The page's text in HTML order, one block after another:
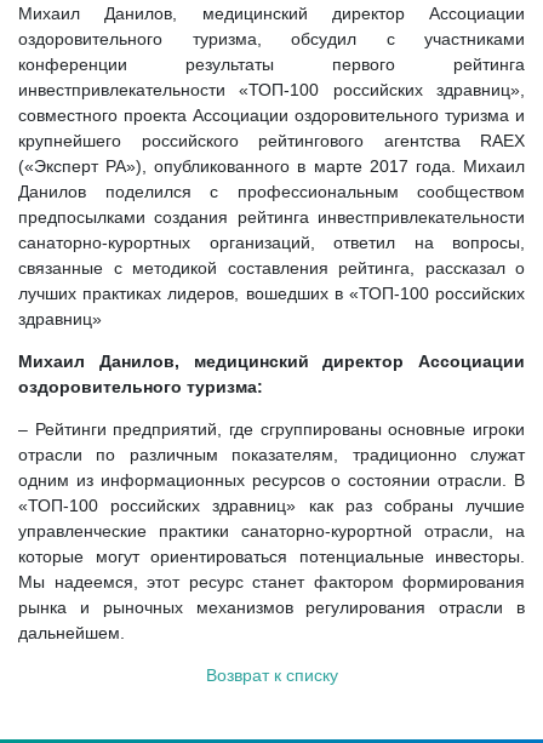
Михаил Данилов, медицинский директор Ассоциации
оздоровительного туризма, обсудил с участниками
конференции результаты первого рейтинга
инвестпривлекательности «ТОП-100 российских здравниц»,
совместного проекта Ассоциации оздоровительного туризма и
крупнейшего российского рейтингового агентства RAEX
(«Эксперт РА»), опубликованного в марте 2017 года. Михаил
Данилов поделился с профессиональным сообществом
предпосылками создания рейтинга инвестпривлекательности
санаторно-курортных организаций, ответил на вопросы,
связанные с методикой составления рейтинга, рассказал о
лучших практиках лидеров, вошедших в «ТОП-100 российских
здравниц»
Михаил Данилов, медицинский директор Ассоциации
оздоровительного туризма:
– Рейтинги предприятий, где сгруппированы основные игроки
отрасли по различным показателям, традиционно служат
одним из информационных ресурсов о состоянии отрасли. В
«ТОП-100 российских здравниц» как раз собраны лучшие
управленческие практики санаторно-курортной отрасли, на
которые могут ориентироваться потенциальные инвесторы.
Мы надеемся, этот ресурс станет фактором формирования
рынка и рыночных механизмов регулирования отрасли в
дальнейшем.
Возврат к списку